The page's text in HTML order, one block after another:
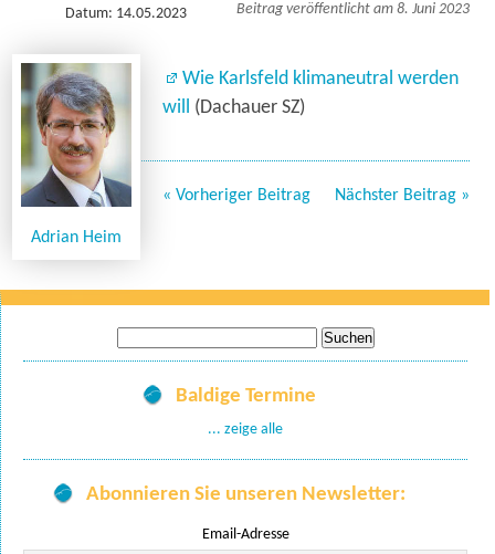
Datum: 14.05.2023 Beitrag veröffentlicht am 8. Juni 2023
Adrian Heim
Wie Karlsfeld klimaneutral werden
will
(Dachauer SZ)
« Vorheriger Beitrag Nächster Beitrag »
nach:
Baldige Termine
... zeige alle
Abonnieren Sie unseren Newsletter:
Email-Adresse